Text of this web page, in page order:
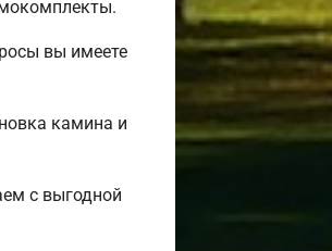
вы имеете
камина и
с выгодной